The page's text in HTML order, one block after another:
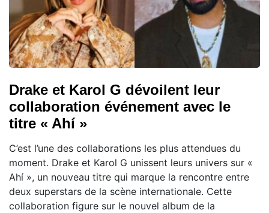
Drake et Karol G dévoilent leur
collaboration événement avec le
titre « Ahí »
C’est l’une des collaborations les plus attendues du
moment. Drake et Karol G unissent leurs univers sur «
Ahí », un nouveau titre qui marque la rencontre entre
deux superstars de la scène internationale. Cette
collaboration figure sur le nouvel album de la